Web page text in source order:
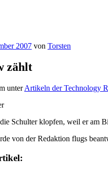
2007 von Torsten
zählt
unterArtikeln der Technology
Schulter klopfen, weil er am
von der Redaktion flugs